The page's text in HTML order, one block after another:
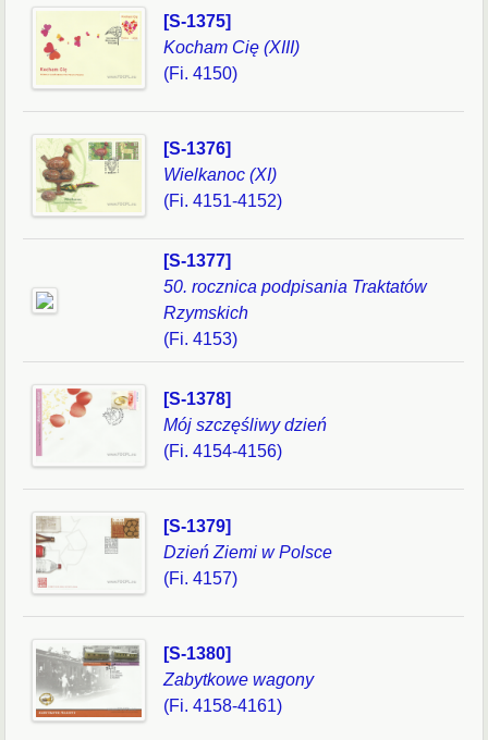
[S-1375]
Kocham Cię (XIII)
(Fi. 4150)
[S-1376]
Wielkanoc (XI)
(Fi. 4151-4152)
[S-1377]
50. rocznica podpisania Traktatów
Rzymskich
(Fi. 4153)
[S-1378]
Mój szczęśliwy dzień
(Fi. 4154-4156)
[S-1379]
Dzień Ziemi w Polsce
(Fi. 4157)
[S-1380]
Zabytkowe wagony
(Fi. 4158-4161)